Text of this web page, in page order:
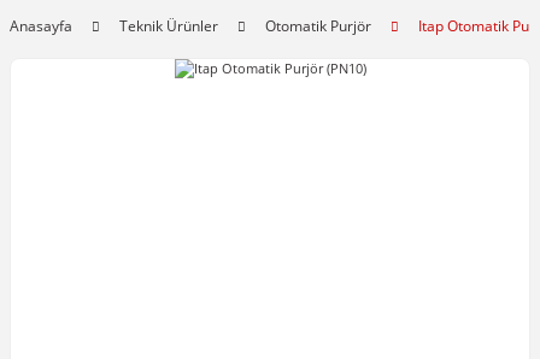
Anasayfa Teknik Ürünler Otomatik Purjör Itap Otomatik